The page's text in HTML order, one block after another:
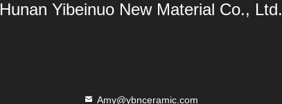
Hunan Yibeinuo New Material Co., Ltd.
Amy@ybnceramic.com